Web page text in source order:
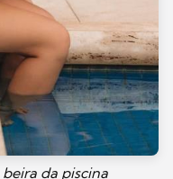
da piscina